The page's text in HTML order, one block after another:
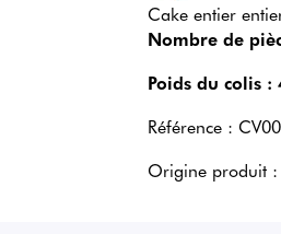
Cake entier
Nombre de
Poids du colis :
Référence :
Origine produit :